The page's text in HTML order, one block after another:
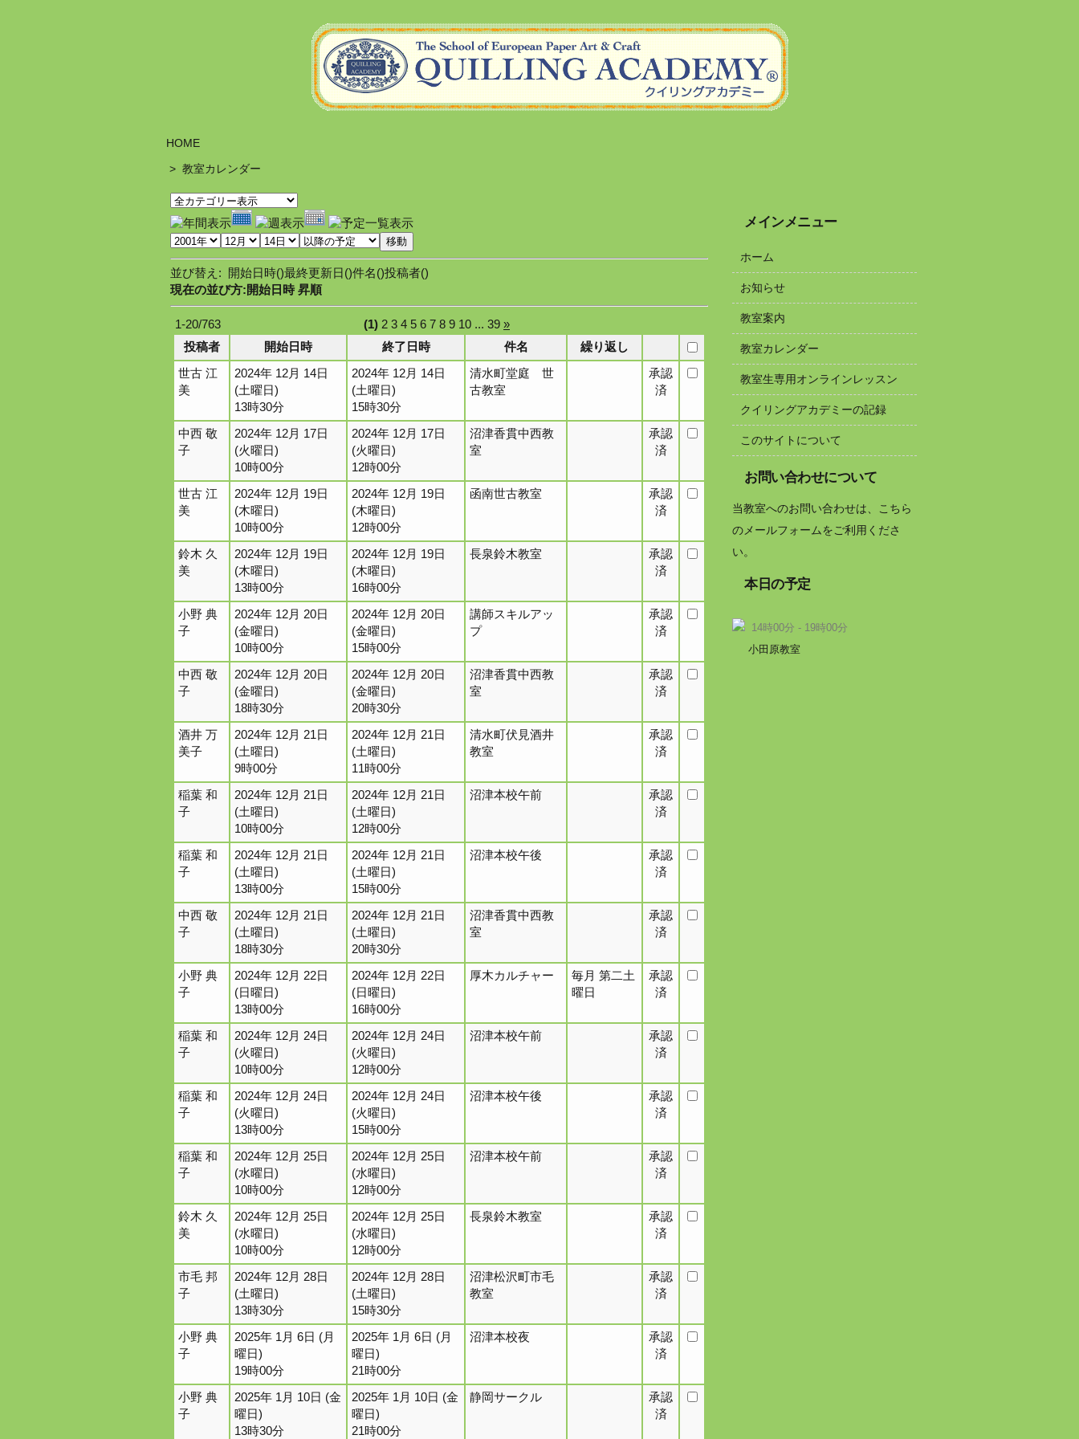
HOME
> 教室カレンダー
並び替え: 開始日時()最終更新日()件名()投稿者()
現在の並び方:開始日時 昇順
1-20/763 (1) 2 3 4 5 6 7 8 9 10 ... 39 »
投稿者
開始日時 終了日時 件名
繰り返し
世古 江
美
2024年 12月 14日
(土曜日)
13時30分
2024年 12月 14日
(土曜日)
15時30分
清水町堂庭 世
古教室
承認
済
中西 敬
子
2024年 12月 17日
(火曜日)
10時00分
2024年 12月 17日
(火曜日)
12時00分
沼津香貫中西教
室
承認
済
世古 江
美
2024年 12月 19日
(木曜日)
10時00分
2024年 12月 19日
(木曜日)
12時00分
函南世古教室
承認
済
鈴木 久
美
2024年 12月 19日
(木曜日)
13時00分
2024年 12月 19日
(木曜日)
16時00分
長泉鈴木教室
承認
済
小野 典
子
2024年 12月 20日
(金曜日)
10時00分
2024年 12月 20日
(金曜日)
15時00分
講師スキルアッ
プ
承認
済
中西 敬
子
2024年 12月 20日
(金曜日)
18時30分
2024年 12月 20日
(金曜日)
20時30分
沼津香貫中西教
室
承認
済
酒井 万
美子
2024年 12月 21日
(土曜日)
9時00分
2024年 12月 21日
(土曜日)
11時00分
清水町伏見酒井
教室
承認
済
稲葉 和
子
2024年 12月 21日
(土曜日)
10時00分
2024年 12月 21日
(土曜日)
12時00分
沼津本校午前
承認
済
稲葉 和
子
2024年 12月 21日
(土曜日)
13時00分
2024年 12月 21日
(土曜日)
15時00分
沼津本校午後
承認
済
中西 敬
子
2024年 12月 21日
(土曜日)
18時30分
2024年 12月 21日
(土曜日)
20時30分
沼津香貫中西教
室
承認
済
小野 典
子
2024年 12月 22日
(日曜日)
13時00分
2024年 12月 22日
(日曜日)
16時00分
厚木カルチャー
毎月 第二土
曜日
承認
済
稲葉 和
子
2024年 12月 24日
(火曜日)
10時00分
2024年 12月 24日
(火曜日)
12時00分
沼津本校午前
承認
済
稲葉 和
子
2024年 12月 24日
(火曜日)
13時00分
2024年 12月 24日
(火曜日)
15時00分
沼津本校午後
承認
済
稲葉 和
子
2024年 12月 25日
(水曜日)
10時00分
2024年 12月 25日
(水曜日)
12時00分
沼津本校午前
承認
済
鈴木 久
美
2024年 12月 25日
(水曜日)
10時00分
2024年 12月 25日
(水曜日)
12時00分
長泉鈴木教室
承認
済
市毛 邦
子
2024年 12月 28日
(土曜日)
13時30分
2024年 12月 28日
(土曜日)
15時30分
沼津松沢町市毛
教室
承認
済
小野 典
子
2025年 1月 6日 (月
曜日)
19時00分
2025年 1月 6日 (月
曜日)
21時00分
沼津本校夜
承認
済
小野 典
子
2025年 1月 10日 (金
曜日)
13時30分
2025年 1月 10日 (金
曜日)
21時00分
静岡サークル
承認
済
メインメニュー
ホーム
お知らせ
教室案内
教室カレンダー
教室生専用オンラインレッスン
クイリングアカデミーの記録
このサイトについて
お問い合わせについて
当教室へのお問い合わせは、こちら
のメールフォームをご利用くださ
い。
本日の予定
14時00分 - 19時00分
小田原教室